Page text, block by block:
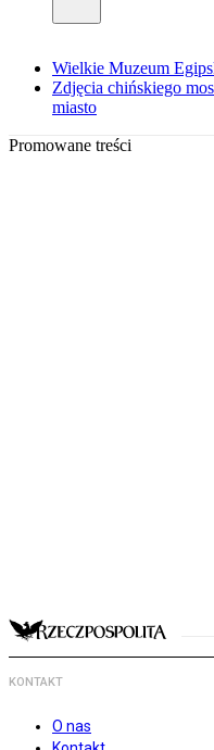
Wielkie Muzeum
Zdjęcia chińskiego
miasto
Promowane treści
KONTAKT
O nas